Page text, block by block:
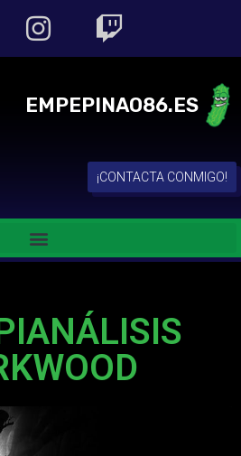
EMPEPINAO86.ES
¡CONTACTA CONMIGO!